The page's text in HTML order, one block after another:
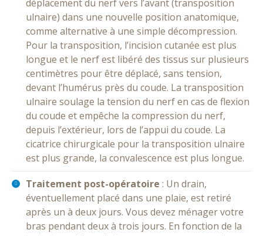
déplacement du nerf vers l’avant (transposition
ulnaire) dans une nouvelle position anatomique,
comme alternative à une simple décompression.
Pour la transposition, l’incision cutanée est plus
longue et le nerf est libéré des tissus sur plusieurs
centimètres pour être déplacé, sans tension,
devant l’humérus près du coude. La transposition
ulnaire soulage la tension du nerf en cas de flexion
du coude et empêche la compression du nerf,
depuis l’extérieur, lors de l’appui du coude. La
cicatrice chirurgicale pour la transposition ulnaire
est plus grande, la convalescence est plus longue.
Traitement post-opératoire : Un drain,
éventuellement placé dans une plaie, est retiré
après un à deux jours. Vous devez ménager votre
bras pendant deux à trois jours. En fonction de la